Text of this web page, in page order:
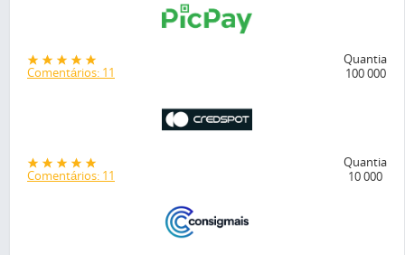
Comentários: 11
Quantia
100 000
Comentários: 11
Quantia
10 000